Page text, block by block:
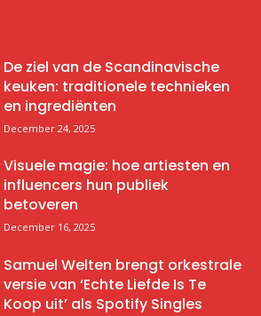
De ziel van de Scandinavische
keuken: traditionele technieken
en ingrediënten
December 24, 2025
Visuele magie: hoe artiesten en
influencers hun publiek
betoveren
December 16, 2025
Samuel Welten brengt orkestrale
versie van ‘Echte Liefde Is Te
Koop uit’ als Spotify Singles